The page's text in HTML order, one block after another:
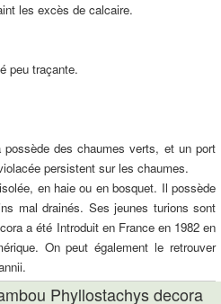
les excès de calcaire.
peu traçante.
des chaumes verts, et un port
persistent sur les chaumes.
en haie ou en bosquet. Il possède
mal drainés. Ses jeunes turions sont
a été Introduit en France en 1982 en
On peut également le retrouver
Phyllostachys decora